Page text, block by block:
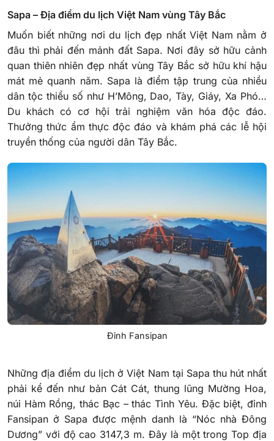
Sapa – Địa điểm du lịch Việt Nam vùng Tây Bắc
Muốn biết những nơi du lịch đẹp nhất Việt Nam nằm ở
đâu thì phải đến mảnh đất Sapa. Nơi đây sở hữu cảnh
quan thiên nhiên đẹp nhất vùng Tây Bắc sở hữu khí hậu
mát mẻ quanh năm. Sapa là điểm tập trung của nhiều
dân tộc thiểu số như H’Mông, Dao, Tày, Giáy, Xa Phó…
Du khách có cơ hội trải nghiệm văn hóa độc đáo.
Thưởng thức ẩm thực độc đáo và khám phá các lễ hội
truyền thống của người dân Tây Bắc.
Đỉnh Fansipan
Những địa điểm du lịch ở Việt Nam tại Sapa thu hút nhất
phải kể đến như bản Cát Cát, thung lũng Mường Hoa,
núi Hàm Rồng, thác Bạc – thác Tình Yêu. Đặc biệt, đỉnh
Fansipan ở Sapa được mệnh danh là “Nóc nhà Đông
Dương” với độ cao 3147,3 m. Đây là một trong Top địa